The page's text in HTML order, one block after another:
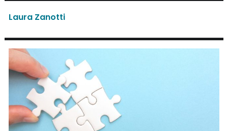
Laura Zanotti